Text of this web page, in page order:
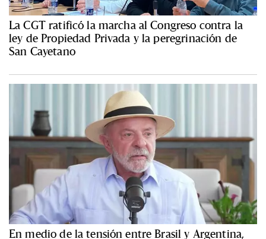
La CGT ratificó la marcha al Congreso contra la
ley de Propiedad Privada y la peregrinación de
San Cayetano
En medio de la tensión entre Brasil y Argentina,